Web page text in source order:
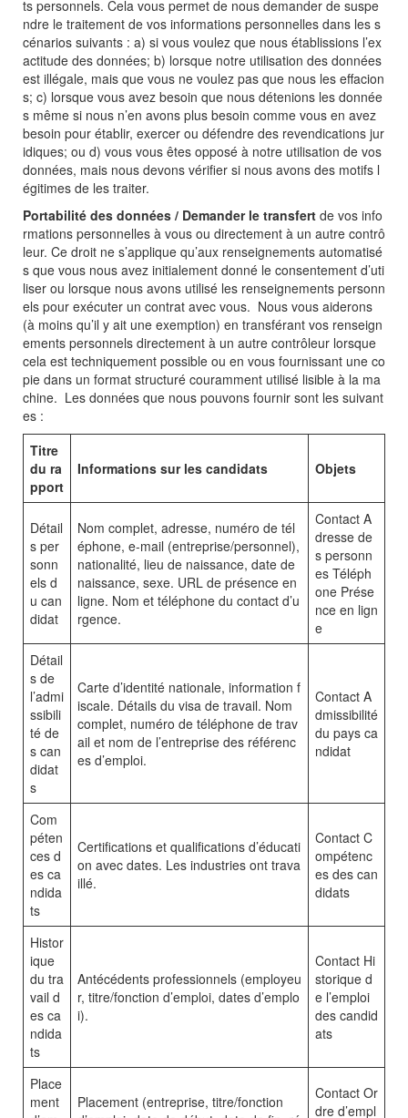
ts personnels. Cela vous permet de nous demander de suspe
ndre le traitement de vos informations personnelles dans les s
cénarios suivants : a) si vous voulez que nous établissions l’ex
actitude des données; b) lorsque notre utilisation des données
est illégale, mais que vous ne voulez pas que nous les effacion
s; c) lorsque vous avez besoin que nous détenions les donnée
s même si nous n’en avons plus besoin comme vous en avez
besoin pour établir, exercer ou défendre des revendications jur
idiques; ou d) vous vous êtes opposé à notre utilisation de vos
données, mais nous devons vérifier si nous avons des motifs l
égitimes de les traiter.
Portabilité des données / Demander le transfert de vos info
rmations personnelles à vous ou directement à un autre contrô
leur. Ce droit ne s’applique qu’aux renseignements automatisé
s que vous nous avez initialement donné le consentement d’uti
liser ou lorsque nous avons utilisé les renseignements personn
els pour exécuter un contrat avec vous. Nous vous aiderons
(à moins qu’il y ait une exemption) en transférant vos renseign
ements personnels directement à un autre contrôleur lorsque
cela est techniquement possible ou en vous fournissant une co
pie dans un format structuré couramment utilisé lisible à la ma
chine. Les données que nous pouvons fournir sont les suivant
es :
Titre
du ra
pport
Informations sur les candidats Objets
Détail
s per
sonn
els d
u can
didat
Nom complet, adresse, numéro de tél
éphone, e-mail (entreprise/personnel),
nationalité, lieu de naissance, date de
naissance, sexe. URL de présence en
ligne. Nom et téléphone du contact d’u
rgence.
Contact A
dresse de
s personn
es Téléph
one Prése
nce en lign
e
Détail
s de
l’admi
ssibili
té de
s can
didat
s
Carte d’identité nationale, information f
iscale. Détails du visa de travail. Nom
complet, numéro de téléphone de trav
ail et nom de l’entreprise des référenc
es d’emploi.
Contact A
dmissibilité
du pays ca
ndidat
Com
péten
ces d
es ca
ndida
ts
Certifications et qualifications d’éducati
on avec dates. Les industries ont trava
illé.
Contact C
ompétenc
es des can
didats
Histor
ique
du tra
vail d
es ca
ndida
ts
Antécédents professionnels (employeu
r, titre/fonction d’emploi, dates d’emplo
i).
Contact Hi
storique d
e l’emploi
des candid
ats
Place
ment
Placement (entreprise, titre/fonction
Contact Or
dre d’empl